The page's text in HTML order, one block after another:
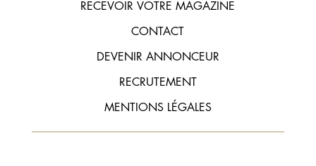
RECEVOIR VOTRE MAGAZINE
CONTACT
DEVENIR ANNONCEUR
RECRUTEMENT
MENTIONS LÉGALES